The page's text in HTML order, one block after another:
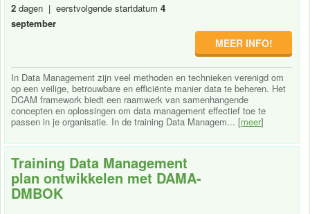
2 dagen | eerstvolgende startdatum 4
september
MEER INFO!
In Data Management zijn veel methoden en technieken verenigd om
op een veilige, betrouwbare en efficiënte manier data te beheren. Het
DCAM framework biedt een raamwerk van samenhangende
concepten en oplossingen om data management effectief toe te
passen in je organisatie. In de training Data Managem... [meer]
Training Data Management
plan ontwikkelen met DAMA-
DMBOK